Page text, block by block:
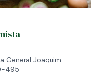
General Joaquim
495